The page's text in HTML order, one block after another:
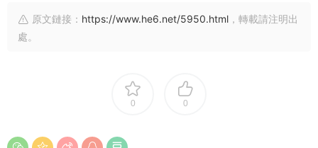
原文鏈接： https://www.he6.net/5950.html ，轉載請注明出
處。
0 0